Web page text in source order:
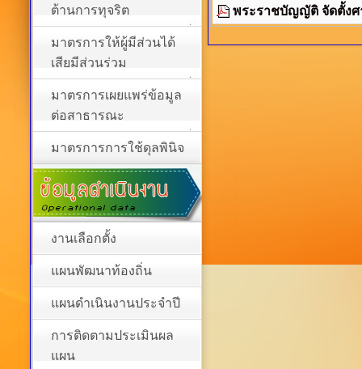
พระราชบัญญัติ จัดตั้งศ
ต้านการทุจริต
มาตรการให้ผู้มีส่วนได้
เสียมีส่วนร่วม
มาตรการเผยแพร่ข้อมูล
ต่อสาธารณะ
มาตรการการใช้ดุลพินิจ
งานเลือกตั้ง
แผนพัฒนาท้องถิ่น
แผนดำเนินงานประจำปี
การติดตามประเมินผล
แผน